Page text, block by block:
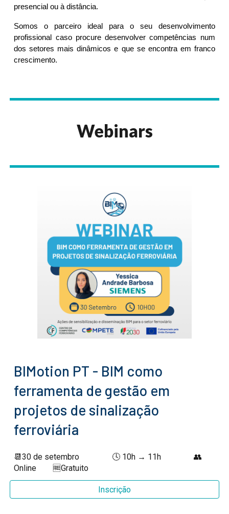
presencial ou à distância.
Somos o parceiro ideal para o seu desenvolvimento
profissional caso procure desenvolver competências num
dos setores mais dinâmicos e que se encontra em franco
crescimento.
Webinars
BIMotion PT - BIM como
ferramenta de gestão em
projetos de sinalização
ferroviária
📆30 de setembro 🕓 10h → 11h
👥
Online
🆓Gratuito
Inscrição